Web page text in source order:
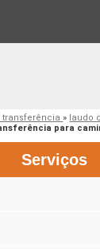
transferência» laudo
para
Serviços